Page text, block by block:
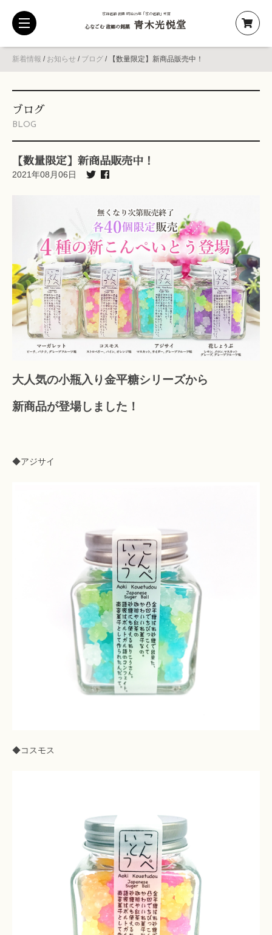
京都老舗 創業 明治25年「京の老舗」受賞
心なごむ 故郷の銘菓 青木光悦堂
toggle
navigation
新着情報 / お知らせ / ブログ / 【数量限定】新商品販売中！
ブログ
BLOG
【数量限定】新商品販売中！
2021年08月06日
大人気の小瓶入り金平糖シリーズから
新商品が登場しました！
◆アジサイ
◆コスモス